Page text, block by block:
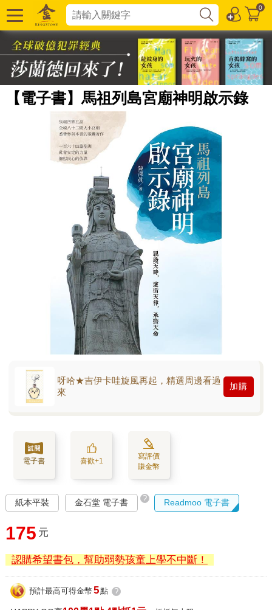
0
【電子書】馬祖列島宮廟神明啟示錄
呀哈★吉伊卡哇旋風再起，精選周邊看過
來
加購
電子書 喜歡+1
寫評價
賺金幣
紙本平裝 金石堂 電子書 ? Readmoo 電子書
175 元
認購希望書包，幫助弱勢孩童上學不中斷！
預計最高可得金幣 5點 ?